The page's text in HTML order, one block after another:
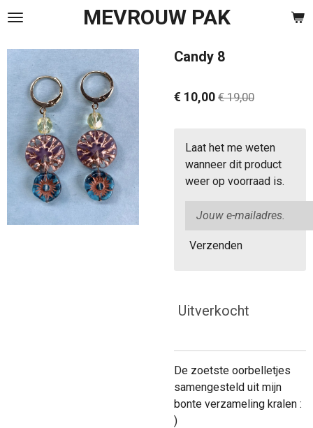
Ga
naar
hoofdinhoud
MEVROUW PAK
Candy 8
€ 10,00 € 19,00
Laat het me weten
wanneer dit product
weer op voorraad is.
Verzenden
Uitverkocht
De zoetste oorbelletjes
samengesteld uit mijn
bonte verzameling kralen :
)